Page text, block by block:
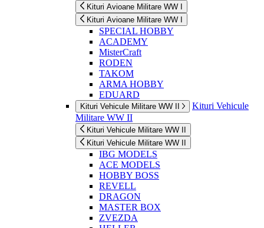
Kituri Avioane Militare WW I
Kituri Avioane Militare WW I
SPECIAL HOBBY
ACADEMY
MisterCraft
RODEN
TAKOM
ARMA HOBBY
EDUARD
Kituri Vehicule Militare WW II
Kituri Vehicule
Militare WW II
Kituri Vehicule Militare WW II
Kituri Vehicule Militare WW II
IBG MODELS
ACE MODELS
HOBBY BOSS
REVELL
DRAGON
MASTER BOX
ZVEZDA